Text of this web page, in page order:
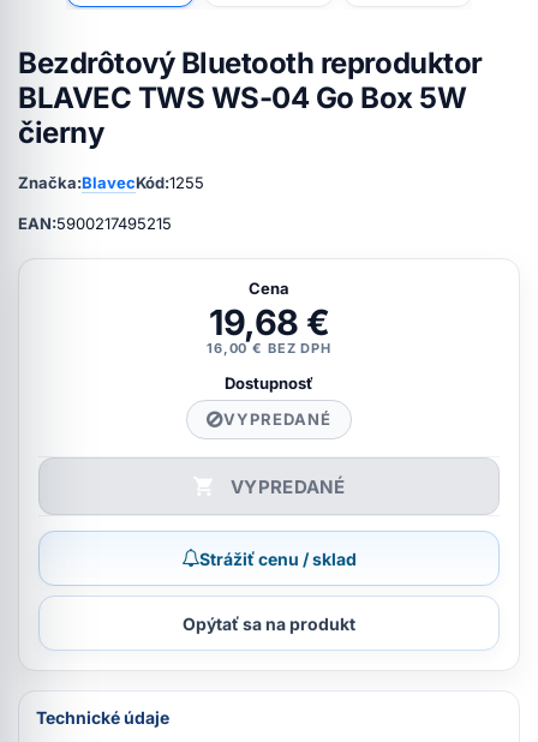
Bezdrôtový Bluetooth reproduktor
BLAVEC TWS WS-04 Go Box 5W
čierny
Značka:BlavecKód:1255
EAN:5900217495215
Cena
19,68 €
16,00 € BEZ DPH
Dostupnosť
VYPREDANÉ
VYPREDANÉ
Strážiť cenu / sklad
Opýtať sa na produkt
Technické údaje